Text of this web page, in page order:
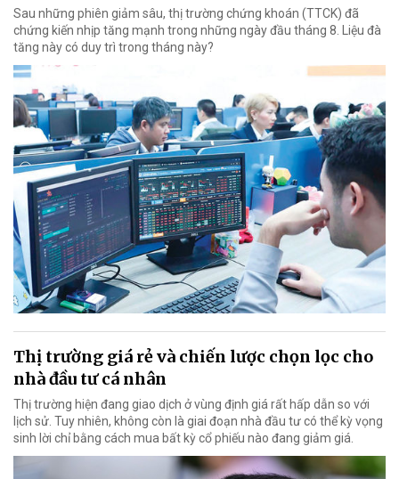
Sau những phiên giảm sâu, thị trường chứng khoán (TTCK) đã
chứng kiến nhịp tăng mạnh trong những ngày đầu tháng 8. Liệu đà
tăng này có duy trì trong tháng này?
Thị trường giá rẻ và chiến lược chọn lọc cho
nhà đầu tư cá nhân
Thị trường hiện đang giao dịch ở vùng định giá rất hấp dẫn so với
lịch sử. Tuy nhiên, không còn là giai đoạn nhà đầu tư có thể kỳ vọng
sinh lời chỉ bằng cách mua bất kỳ cổ phiếu nào đang giảm giá.